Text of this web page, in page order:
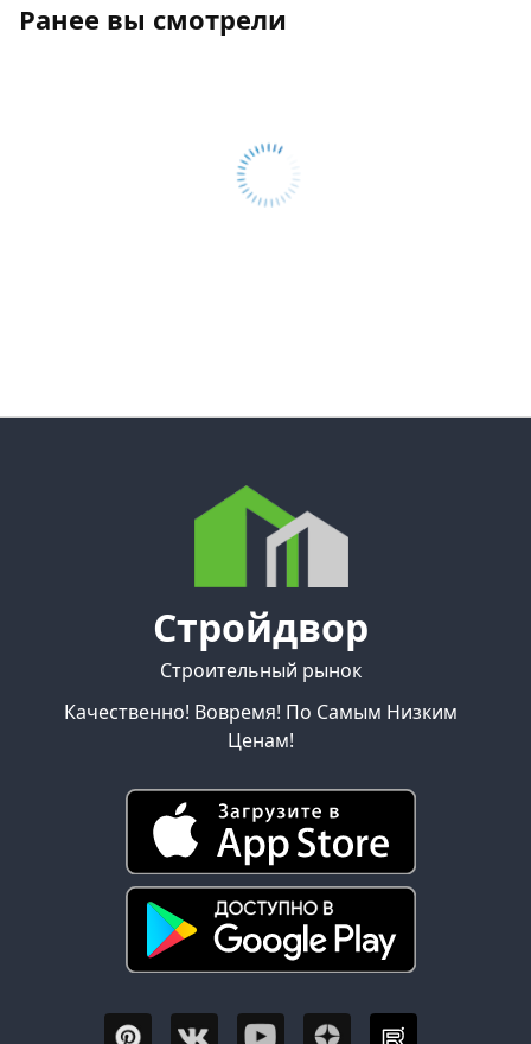
Ранее вы смотрели
Стройдвор
Строительный рынок
Качественно! Вовремя! По Самым Низким
Ценам!